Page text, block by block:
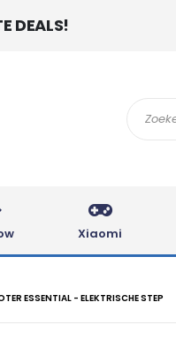
DEALS!
Search
Xiaomi
ESSENTIAL - ELEKTRISCHE STEP